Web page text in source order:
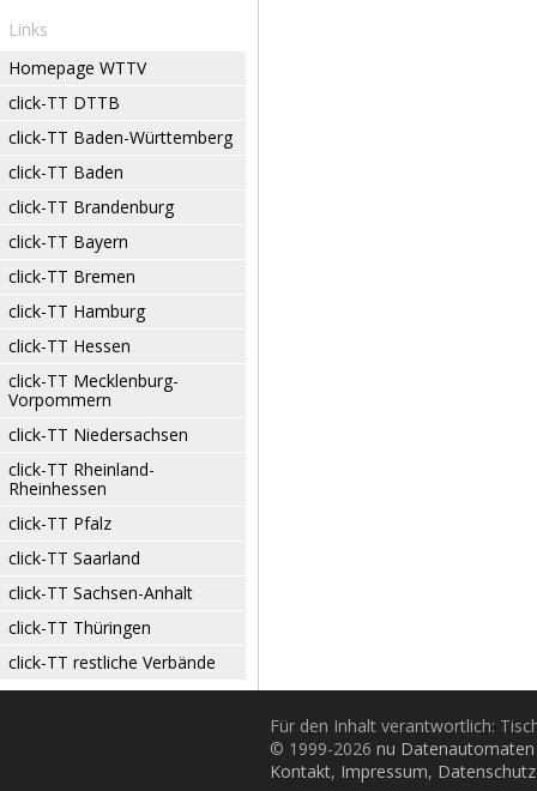
Links
Homepage WTTV
click-TT DTTB
click-TT Baden-Württemberg
click-TT Baden
click-TT Brandenburg
click-TT Bayern
click-TT Bremen
click-TT Hamburg
click-TT Hessen
click-TT Mecklenburg-
Vorpommern
click-TT Niedersachsen
click-TT Rheinland-
Rheinhessen
click-TT Pfalz
click-TT Saarland
click-TT Sachsen-Anhalt
click-TT Thüringen
click-TT restliche Verbände
Für den Inhalt verantwortlich:
© 1999-2026 nu
Kontakt, Impressum, Datenschutz